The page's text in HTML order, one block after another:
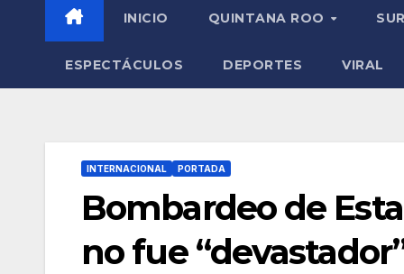
INICIO QUINTANA ROO
ESPECTÁCULOS DEPORTES VIRAL
INTERNACIONAL PORTADA
Bombardeo de
no fue